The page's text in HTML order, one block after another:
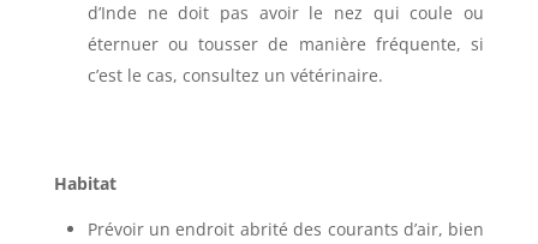
d’Inde ne doit pas avoir le nez qui coule ou
éternuer ou tousser de manière fréquente, si
c’est le cas, consultez un vétérinaire.
Habitat
Prévoir un endroit abrité des courants d’air, bien